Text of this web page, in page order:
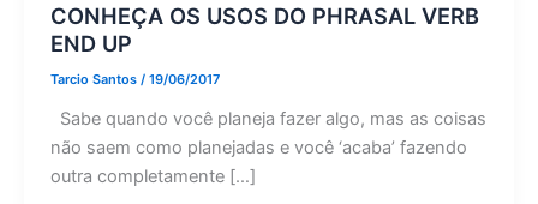
CONHEÇA OS USOS DO PHRASAL VERB
END UP
Tarcio Santos / 19/06/2017
Sabe quando você planeja fazer algo, mas as coisas
não saem como planejadas e você ‘acaba’ fazendo
outra completamente […]